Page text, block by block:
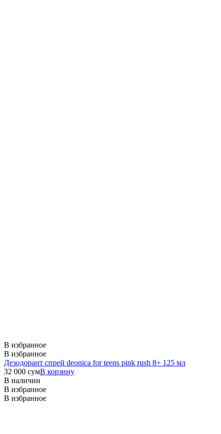
В избранное
В избранное
Дезодорант спрей deonica for teens pink rush 8+ 125 мл
32 000 сумВ корзину
В наличии
В избранное
В избранное